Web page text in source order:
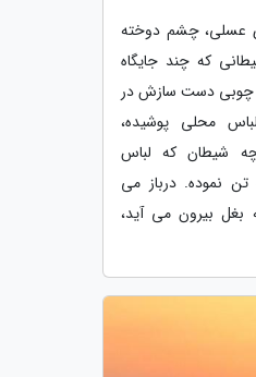
عسلی، چشم دوخته
که چند جایگاه
چوبی دست سازش در
محلی پوشیده،
شیطان که لباس
نموده. درباز می
بیرون می آید،